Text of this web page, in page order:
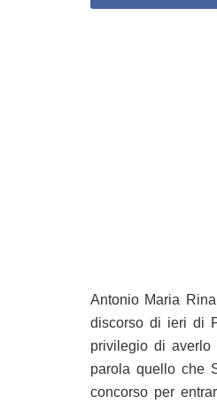
Antonio Maria
discorso di ieri di
privilegio di averlo
parola quello che
concorso per